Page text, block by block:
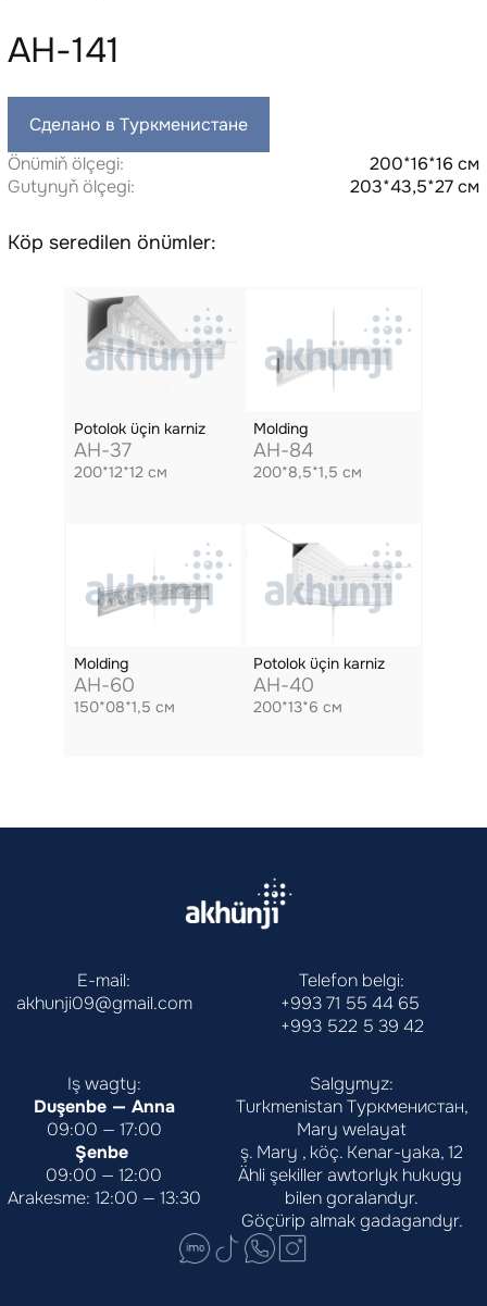
AH-141
Сделано в Туркменистане
Önümiň ölçegi:
200*16*16 см
Gutynyň ölçegi:
203*43,5*27 см
Köp seredilen önümler:
Potolok üçin karniz
AH-37
200*12*12 см
Molding
AH-84
200*8,5*1,5 см
Molding
AH-60
150*08*1,5 см
Potolok üçin karniz
AH-40
200*13*6 см
E-mail:
akhunji09@gmail.com
Telefon belgi:
+993 71 55 44 65
+993 522 5 39 42
Iş wagty:
Duşenbe — Anna
09:00 — 17:00
Şenbe
09:00 — 12:00
Arakesme: 12:00 — 13:30
Salgymyz:
Turkmenistan Туркменистан,
Mary welayat
ş. Mary , köç. Kenar-yaka, 12
Ähli şekiller awtorlyk hukugy
bilen goralandyr.
Göçürip almak gadagandyr.